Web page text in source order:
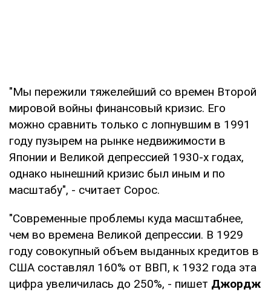
"Мы пережили тяжелейший со времен Второй
мировой войны финансовый кризис. Его
можно сравнить только с лопнувшим в 1991
году пузырем на рынке недвижимости в
Японии и Великой депрессией 1930-х годах,
однако нынешний кризис был иным и по
масштабу", - считает Сорос.
"Современные проблемы куда масштабнее,
чем во времена Великой депрессии. В 1929
году совокупный объем выданных кредитов в
США составлял 160% от ВВП, к 1932 года эта
цифра увеличилась до 250%, - пишет Джордж